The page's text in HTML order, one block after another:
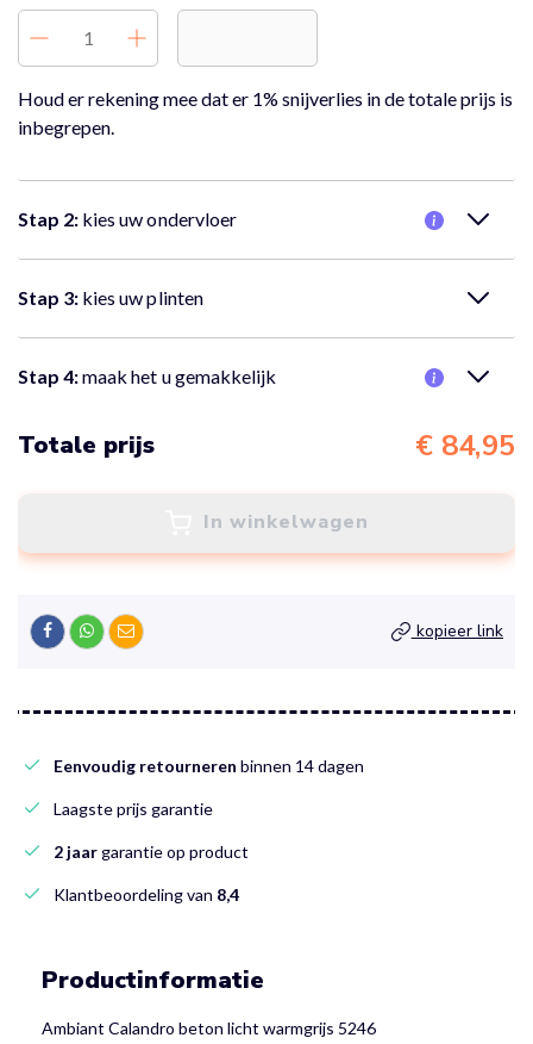
Houd er rekening mee dat er 1% snijverlies in de totale prijs is
inbegrepen.
Stap 2: kies uw ondervloer
Stap 3: kies uw plinten
Stap 4:maak het u gemakkelijk
Totale prijs € 84,95
In winkelwagen
kopieer link
Eenvoudig retourneren binnen 14 dagen
Laagste prijs garantie
2 jaargarantie op product
Klantbeoordeling van 8,4
Productinformatie
Ambiant Calandro beton licht warmgrijs 5246